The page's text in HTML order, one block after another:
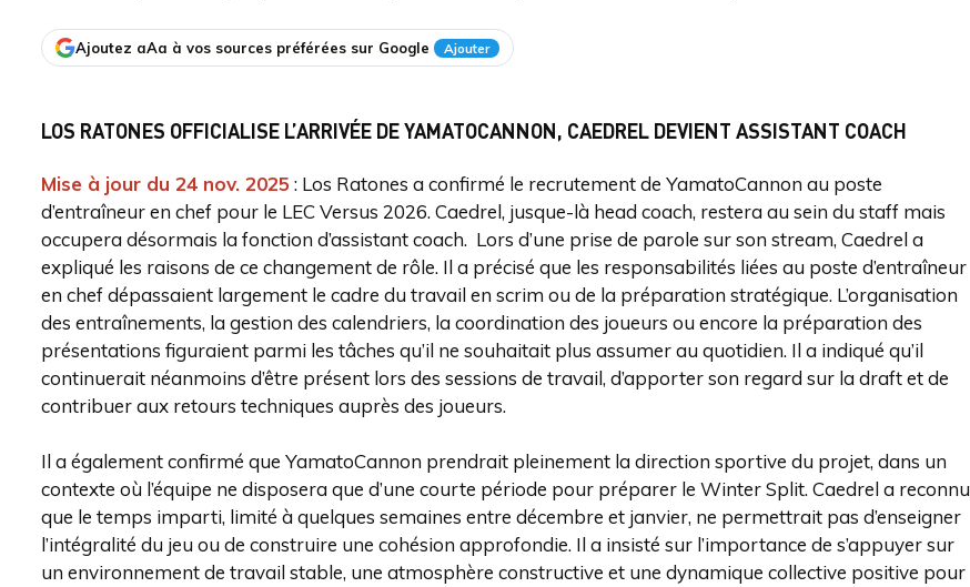
Ajoutez aAa à vos sources préférées sur Google Ajouter
LOS RATONES OFFICIALISE L’ARRIVÉE DE YAMATOCANNON, CAEDREL DEVIENT ASSISTANT COACH
Mise à jour du 24 nov. 2025 : Los Ratones a confirmé le recrutement de YamatoCannon au poste
d’entraîneur en chef pour le LEC Versus 2026. Caedrel, jusque-là head coach, restera au sein du staff mais
occupera désormais la fonction d’assistant coach. Lors d’une prise de parole sur son stream, Caedrel a
expliqué les raisons de ce changement de rôle. Il a précisé que les responsabilités liées au poste d’entraîneur
en chef dépassaient largement le cadre du travail en scrim ou de la préparation stratégique. L’organisation
des entraînements, la gestion des calendriers, la coordination des joueurs ou encore la préparation des
présentations figuraient parmi les tâches qu’il ne souhaitait plus assumer au quotidien. Il a indiqué qu’il
continuerait néanmoins d’être présent lors des sessions de travail, d’apporter son regard sur la draft et de
contribuer aux retours techniques auprès des joueurs.
Il a également confirmé que YamatoCannon prendrait pleinement la direction sportive du projet, dans un
contexte où l’équipe ne disposera que d’une courte période pour préparer le Winter Split. Caedrel a reconnu
que le temps imparti, limité à quelques semaines entre décembre et janvier, ne permettrait pas d’enseigner
l’intégralité du jeu ou de construire une cohésion approfondie. Il a insisté sur l’importance de s’appuyer sur
un environnement de travail stable, une atmosphère constructive et une dynamique collective positive pour